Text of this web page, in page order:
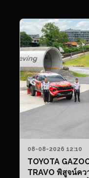
08-08-2026 12:10
TOYOTA
TRAVO พิสูจน์ค